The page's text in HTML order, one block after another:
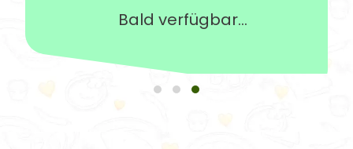
Bald verfügbar...